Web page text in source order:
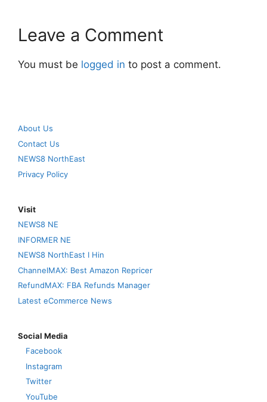
Leave a Comment
You must be logged in to post a comment.
About Us
Contact Us
NEWS8 NorthEast
Privacy Policy
Visit
NEWS8 NE
INFORMER NE
NEWS8 NorthEast I Hin
ChannelMAX: Best Amazon Repricer
RefundMAX: FBA Refunds Manager
Latest eCommerce News
Social Media
Facebook
Instagram
Twitter
YouTube